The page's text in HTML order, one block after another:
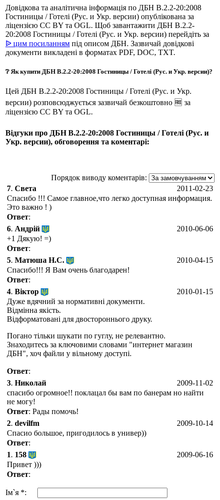
Довідкова та аналітична інформація по ДБН В.2.2-20:2008
Гостиницы / Готелі (Рус. и Укр. версии) опублікована за
ліцензією CC BY та OGL. Щоб завантажити ДБН В.2.2-
20:2008 Гостиницы / Готелі (Рус. и Укр. версии) перейдіть за
ᐉ цим посиланням під описом ДБН. Зазвичай довідкові
документи викладені в форматах PDF, DOC, TXT.
❔ Як купити ДБН В.2.2-20:2008 Гостиницы / Готелі (Рус. и Укр. версии)?
Цей ДБН В.2.2-20:2008 Гостиницы / Готелі (Рус. и Укр.
версии) розповсюджується зазвичай безкоштовно 🆓 за
ліцензією CC BY та OGL.
Відгуки про ДБН В.2.2-20:2008 Гостиницы / Готелі (Рус. и
Укр. версии), обговорення та коментарі:
Порядок виводу коментарів:
2011-02-23
7. Света
Спасибо !!! Самое главное,что легко доступная информация.
Это важно ! )
Ответ:
2010-06-06
6. Андрій
+1 Дякую! =)
Ответ:
2010-04-15
5. Матюша Н.С.
Спасибо!!! Я Вам очень благодарен!
Ответ:
2010-01-15
4. Віктор
Дуже вдячний за нормативні документи.
Відмінна якість.
Відформатовані для двостороннього друку.
Погано тільки шукати по гуглу, не релевантно.
Знаходитесь за ключовими словами "интернет магазин
ДБН", хоч файли у вільному доступі.
Ответ:
2009-11-02
3. Николай
спасибо огромное!! поклацал бы вам по банерам но найти
не могу!
Ответ: Рады помочь!
2009-10-14
2. devilfm
Спасио большое, пригодилось в универ))
Ответ:
2009-06-16
1. 158
Привет )))
Ответ:
Ім`я *: